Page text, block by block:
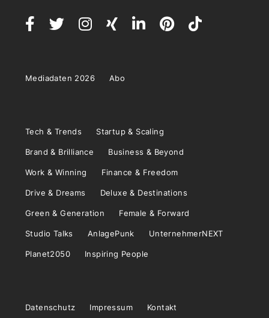
Mediadaten 2026 Abo
Tech & Trends Startup & Scaling
Brand & Brilliance Business & Beyond
Work & Winning Finance & Freedom
Drive & Dreams Deluxe & Destinations
Green & Generation Female & Forward
Studio Talks AnlagePunk UnternehmerNEXT
Planet2050 Inspiring People
Datenschutz Impressum Kontakt